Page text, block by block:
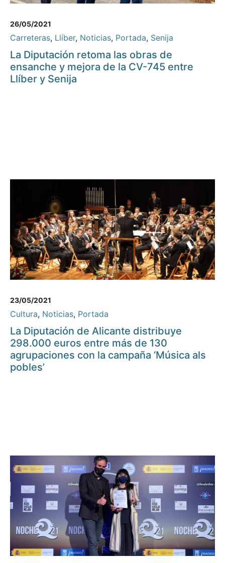
26/05/2021
Carreteras, Llíber, Noticias, Portada, Senija
La Diputación retoma las obras de
ensanche y mejora de la CV-745 entre
Llíber y Senija
23/05/2021
Cultura, Noticias, Portada
La Diputación de Alicante distribuye
298.000 euros entre más de 130
agrupaciones con la campaña ‘Música als
pobles’